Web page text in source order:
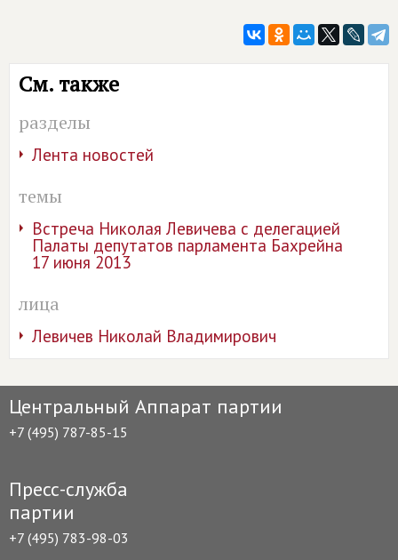
См. также
разделы
Лента новостей
темы
Встреча Николая Левичева с делегацией
Палаты депутатов парламента Бахрейна
17 июня 2013
лица
Левичев Николай Владимирович
Центральный Аппарат партии
+7 (495) 787-85-15
Пресс-служба
партии
+7 (495) 783-98-03